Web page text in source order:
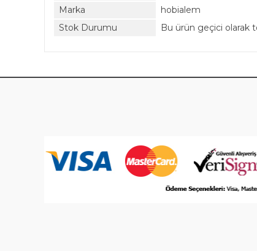
Marka
hobialem
Stok Durumu
Bu ürün geçici olarak